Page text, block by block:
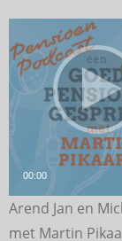
00:00
Arend Jan en
met Martin